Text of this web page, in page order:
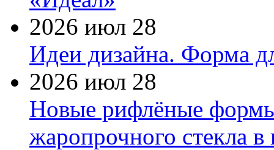
2026 июл 28
Идеи дизайна. Форма
2026 июл 28
Новые рифлёные формы
жаропрочного стекла